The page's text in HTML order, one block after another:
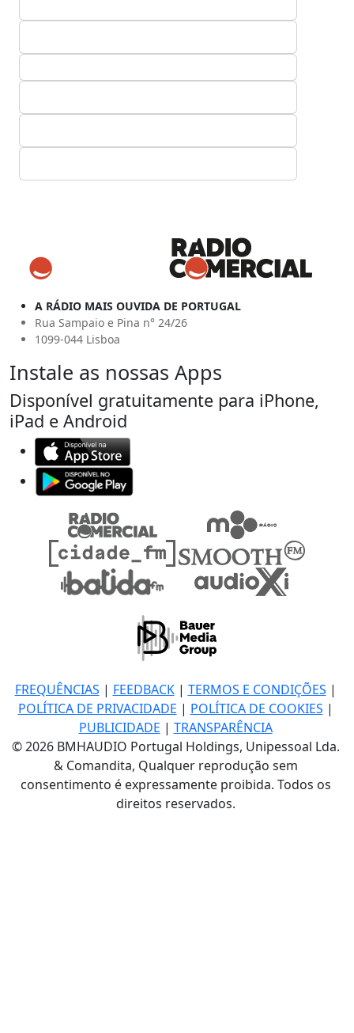
A RÁDIO MAIS OUVIDA DE PORTUGAL
Rua Sampaio e Pina n° 24/26
1099-044 Lisboa
Instale as nossas Apps
Disponível gratuitamente para iPhone,
iPad e Android
FREQUÊNCIAS | FEEDBACK| TERMOS E CONDIÇÕES |
POLÍTICA DE PRIVACIDADE | POLÍTICA DE COOKIES |
PUBLICIDADE | TRANSPARÊNCIA
© 2026 BMHAUDIO Portugal Holdings, Unipessoal Lda.
& Comandita, Qualquer reprodução sem
consentimento é expressamente proibida. Todos os
direitos reservados.